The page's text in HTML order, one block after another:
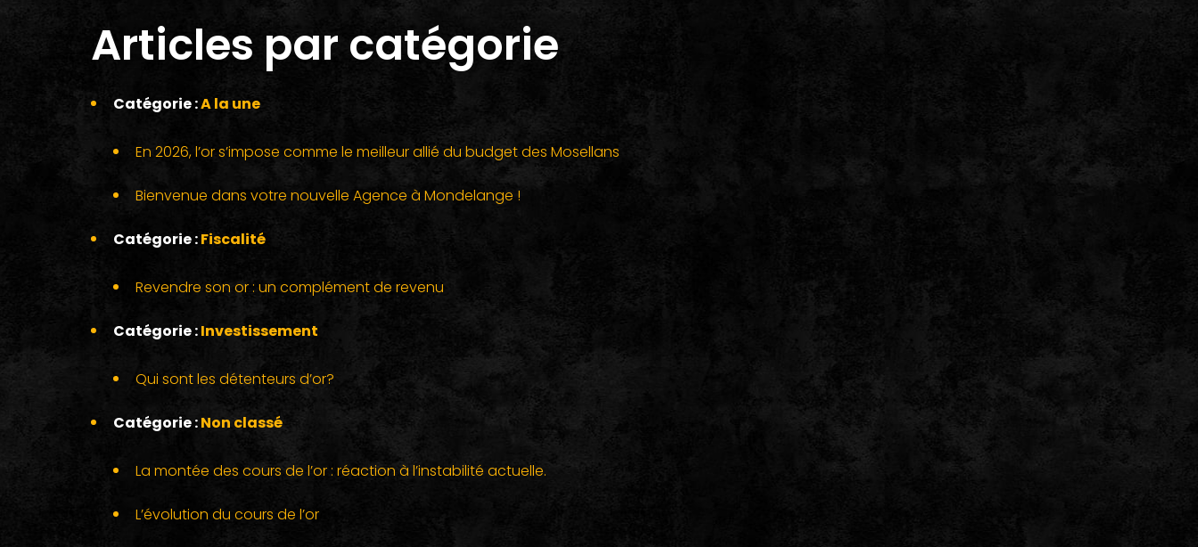
Articles par catégorie
Catégorie :A la une
En 2026, l’or s’impose comme le meilleur allié du budget des Mosellans
Bienvenue dans votre nouvelle Agence à Mondelange !
Catégorie :Fiscalité
Revendre son or : un complément de revenu
Catégorie :Investissement
Qui sont les détenteurs d’or?
Catégorie :Non classé
La montée des cours de l’or : réaction à l’instabilité actuelle.
L’évolution du cours de l’or